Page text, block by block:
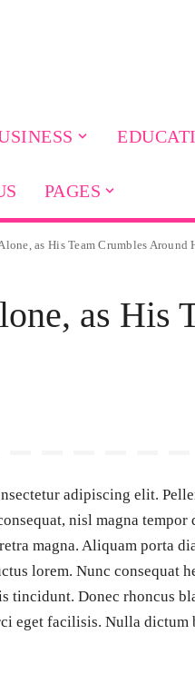
PAGES
as His Team Crumbles Around
as His
adipiscing elit.
nisl magna
magna. Aliquam porta
lorem. Nunc consequat
tincidunt. Donec rhoncus
eget facilisis. Nulla